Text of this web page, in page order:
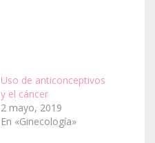
Uso de anticonceptivos
y el cáncer
2 mayo, 2019
En «Ginecología»